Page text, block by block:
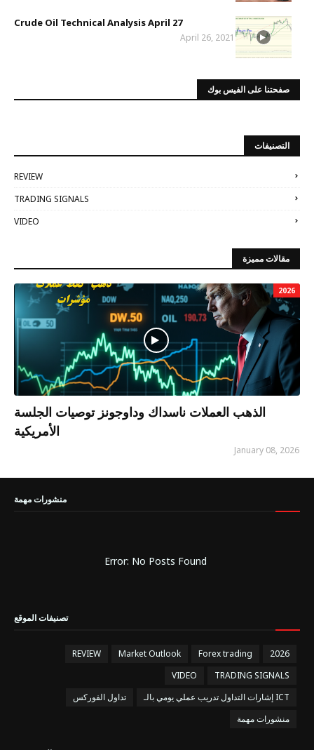
Crude Oil Technical Analysis April 27
April 26, 2021
صفحتنا على الفيس بوك
التصنيفات
REVIEW
TRADING SIGNALS
VIDEO
مقالات مميزة
2026
الذهب العملات ناسداك وداوجونز توصيات الجلسة
الأمريكية
January 08, 2026
منشورات مهمة
Error: No Posts Found
تصنيفات الموقع
2026
Forex trading
Market Outlook
REVIEW
TRADING SIGNALS
VIDEO
إشارات التداول تدريب عملي يومي بالـ ICT
تداول الفوركس
منشورات مهمة